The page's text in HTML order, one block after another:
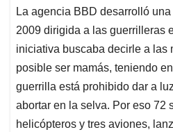
La agencia BBD desarrolló
2009 dirigida a las guerrilleras
iniciativa buscaba decirle a las
posible ser mamás, teniendo
guerrilla está prohibido dar a
abortar en la selva. Por eso 72
helicópteros y tres aviones,